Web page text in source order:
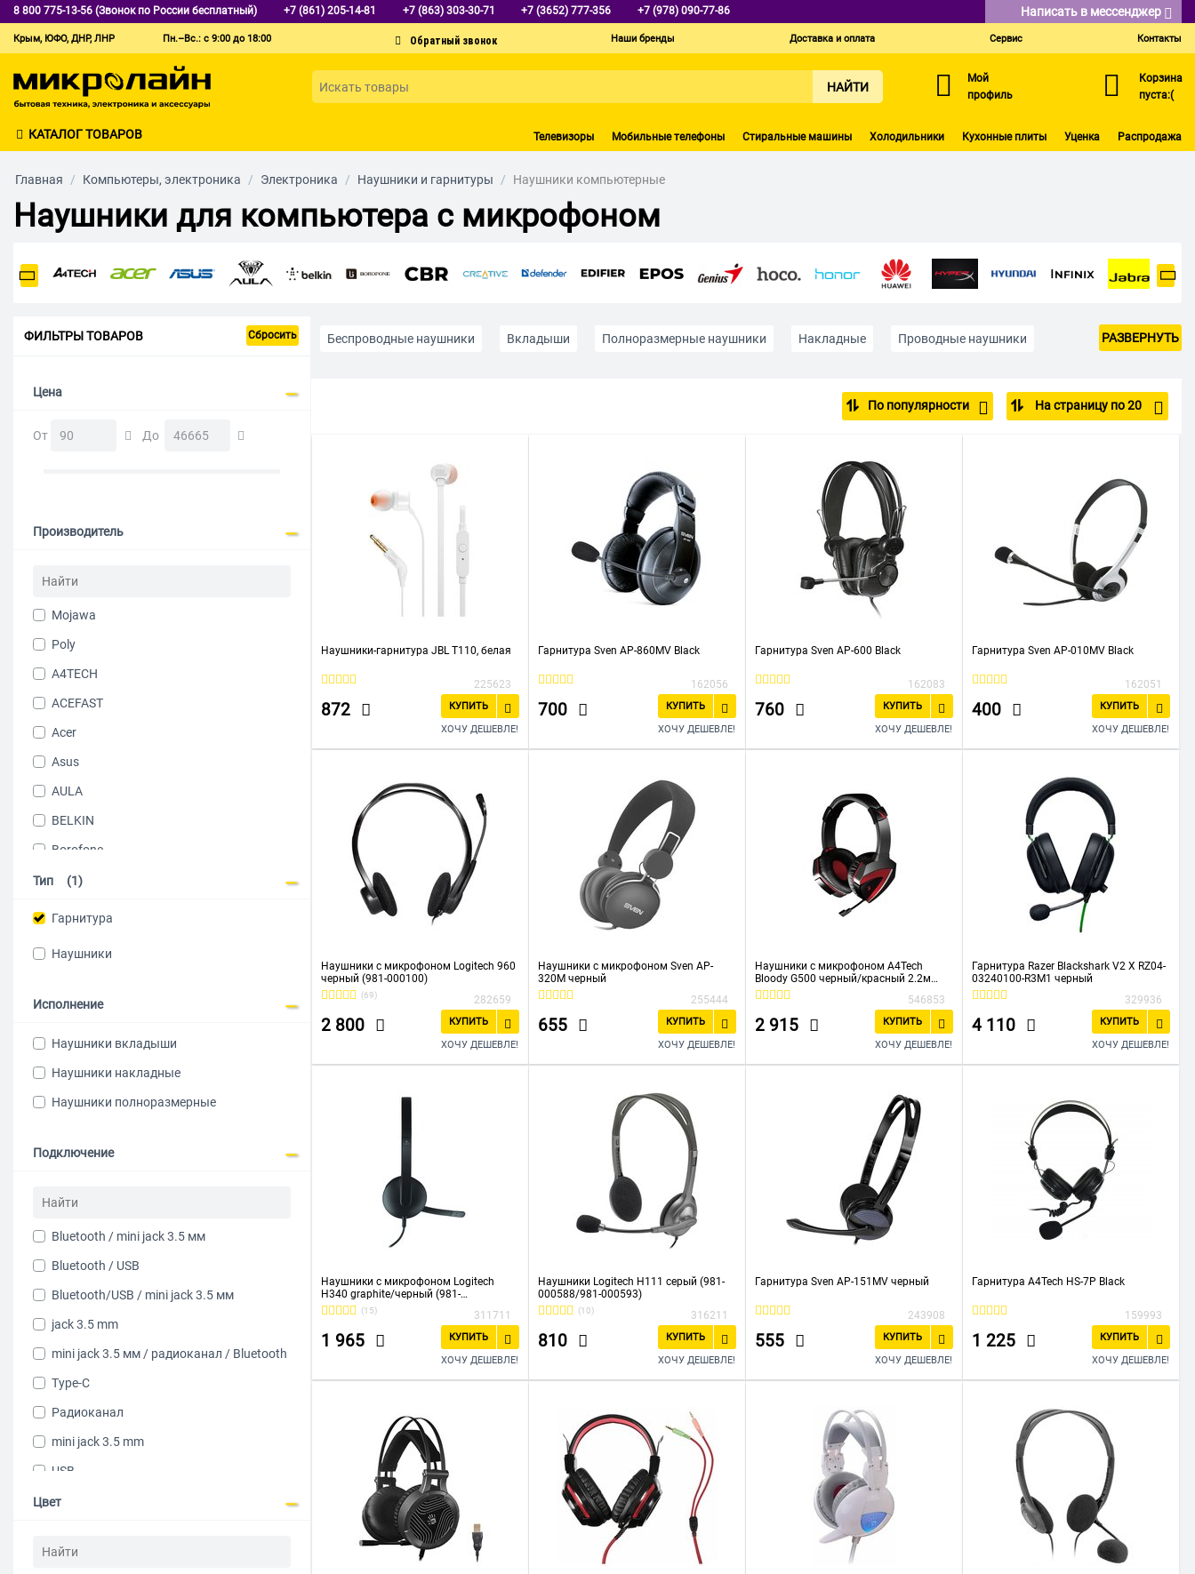
8 800 775-13-56 (Звонок по России бесплатный) +7 (861) 205-14-81 +7 (863) 303-30-71 +7 (3652) 777-356 +7 (978) 090-77-86 Написать в мессенджер
Крым, ЮФО, ДНР, ЛНР Пн.–Вс.: с 9:00 до 18:00 Наши бренды Доставка и оплата Сервис Контакты
НАЙТИ
Мой
профиль
Корзина
пуста:(
КАТАЛОГ ТОВАРОВ Телевизоры Мобильные телефоны Стиральные машины Холодильники Кухонные плиты Уценка Распродажа
Главная / Компьютеры, электроника / Электроника / Наушники и гарнитуры / Наушники компьютерные
Наушники для компьютера с микрофоном
ФИЛЬТРЫ ТОВАРОВ Сбросить
Цена
От До
Производитель
Mojawa
Poly
A4TECH
ACEFAST
Acer
Asus
AULA
BELKIN
Borofone
CBR
GMNG
hoco
HONOR
Hyundai
Infinix
JABRA
JBL
JLAB
KOSS
Logitech
Mad Catz
Oklick
OLMIO
Raskat
Тип (1)
Гарнитура
Наушники
Исполнение
Наушники вкладыши
Наушники накладные
Наушники полноразмерные
Подключение
Bluetooth / mini jack 3.5 мм
Bluetooth / USB
Bluetooth/USB / mini jack 3.5 мм
jack 3.5 mm
mini jack 3.5 мм / радиоканал / Bluetooth
Type-C
Радиоканал
mini jack 3.5 mm
USB
USB / mini jack 3.5 mm
jack 6.3 mm
Цвет
Беспроводные наушники Вкладыши Полноразмерные наушники Накладные Проводные наушники РАЗВЕРНУТЬ
По популярности На страницу по 20
Наушники-гарнитура JBL T110, белая
225623
872
КУПИТЬ
ХОЧУ ДЕШЕВЛЕ!
Гарнитура Sven AP-860MV Black
162056
700
КУПИТЬ
ХОЧУ ДЕШЕВЛЕ!
Гарнитура Sven АР-600 Black
162083
760
КУПИТЬ
ХОЧУ ДЕШЕВЛЕ!
Гарнитура Sven AP-010MV Black
162051
400
КУПИТЬ
ХОЧУ ДЕШЕВЛЕ!
Наушники с микрофоном Logitech 960
черный (981-000100)
(69) 282659
2 800
КУПИТЬ
ХОЧУ ДЕШЕВЛЕ!
Наушники с микрофоном Sven AP-
320M черный
255444
655
КУПИТЬ
ХОЧУ ДЕШЕВЛЕ!
Наушники с микрофоном A4Tech
Bloody G500 черный/красный 2.2м
мониторы
546853
2 915
КУПИТЬ
ХОЧУ ДЕШЕВЛЕ!
Гарнитура Razer Blackshark V2 X RZ04-
03240100-R3M1 черный
329936
4 110
КУПИТЬ
ХОЧУ ДЕШЕВЛЕ!
Наушники с микрофоном Logitech
H340 graphite/черный (981-
000475/981-000509)
(15) 311711
1 965
КУПИТЬ
ХОЧУ ДЕШЕВЛЕ!
Наушники Logitech H111 серый (981-
000588/981-000593)
(10) 316211
810
КУПИТЬ
ХОЧУ ДЕШЕВЛЕ!
Гарнитура Sven AP-151MV черный
243908
555
КУПИТЬ
ХОЧУ ДЕШЕВЛЕ!
Гарнитура A4Tech HS-7P Black
159993
1 225
КУПИТЬ
ХОЧУ ДЕШЕВЛЕ!